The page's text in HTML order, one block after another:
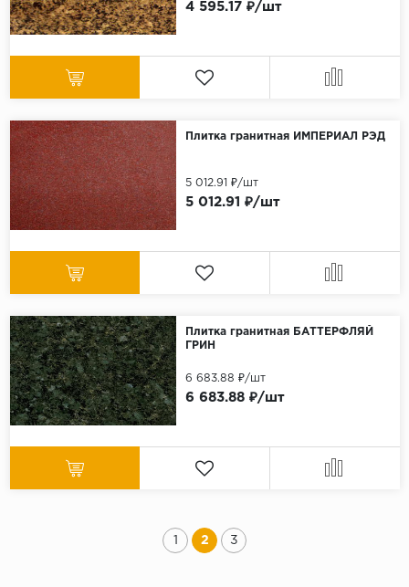
4 595.17 ₽/шт
Плитка гранитная ИМПЕРИАЛ РЭД
5 012.91 ₽/шт
5 012.91 ₽/шт
Плитка гранитная БАТТЕРФЛЯЙ
ГРИН
6 683.88 ₽/шт
6 683.88 ₽/шт
1 2 3